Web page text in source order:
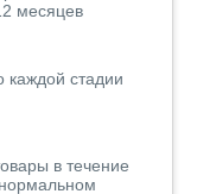
месяцев
стадии
в течение